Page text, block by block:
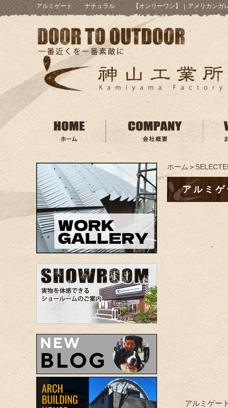
アルミゲート ナチュラル 【オンリーワン】 ｜アメリカンガ
ホーム ＞
アルミ
アルミゲ